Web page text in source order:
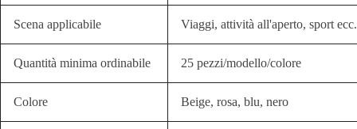
Scena applicabile Viaggi, attività all'aperto, sport ecc.
Quantità minima ordinabile 25 pezzi/modello/colore
Colore Beige, rosa, blu, nero